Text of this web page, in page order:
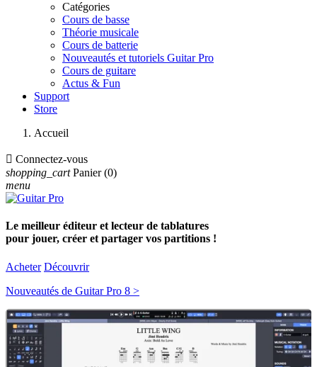
Catégories
Cours de basse
Théorie musicale
Cours de batterie
Nouveautés et tutoriels Guitar Pro
Cours de guitare
Actus & Fun
Support
Store
Accueil
 Connectez-vous
shopping_cart Panier (0)
menu
Le meilleur éditeur et lecteur de tablatures
pour jouer, créer et partager vos partitions !
Acheter Découvrir
Nouveautés de Guitar Pro 8 >